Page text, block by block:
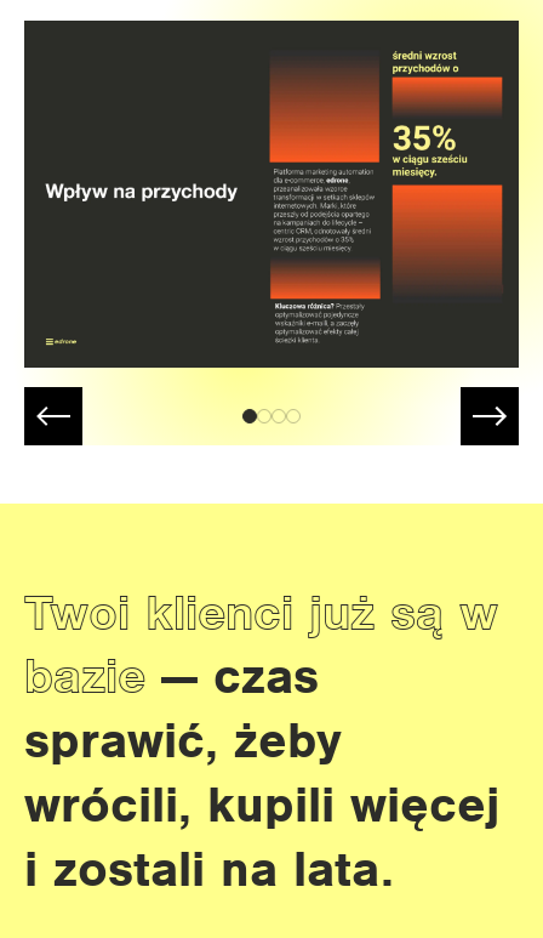
Twoi klienci już są w
bazie — czas
sprawić, żeby
wrócili, kupili więcej
i zostali na lata.